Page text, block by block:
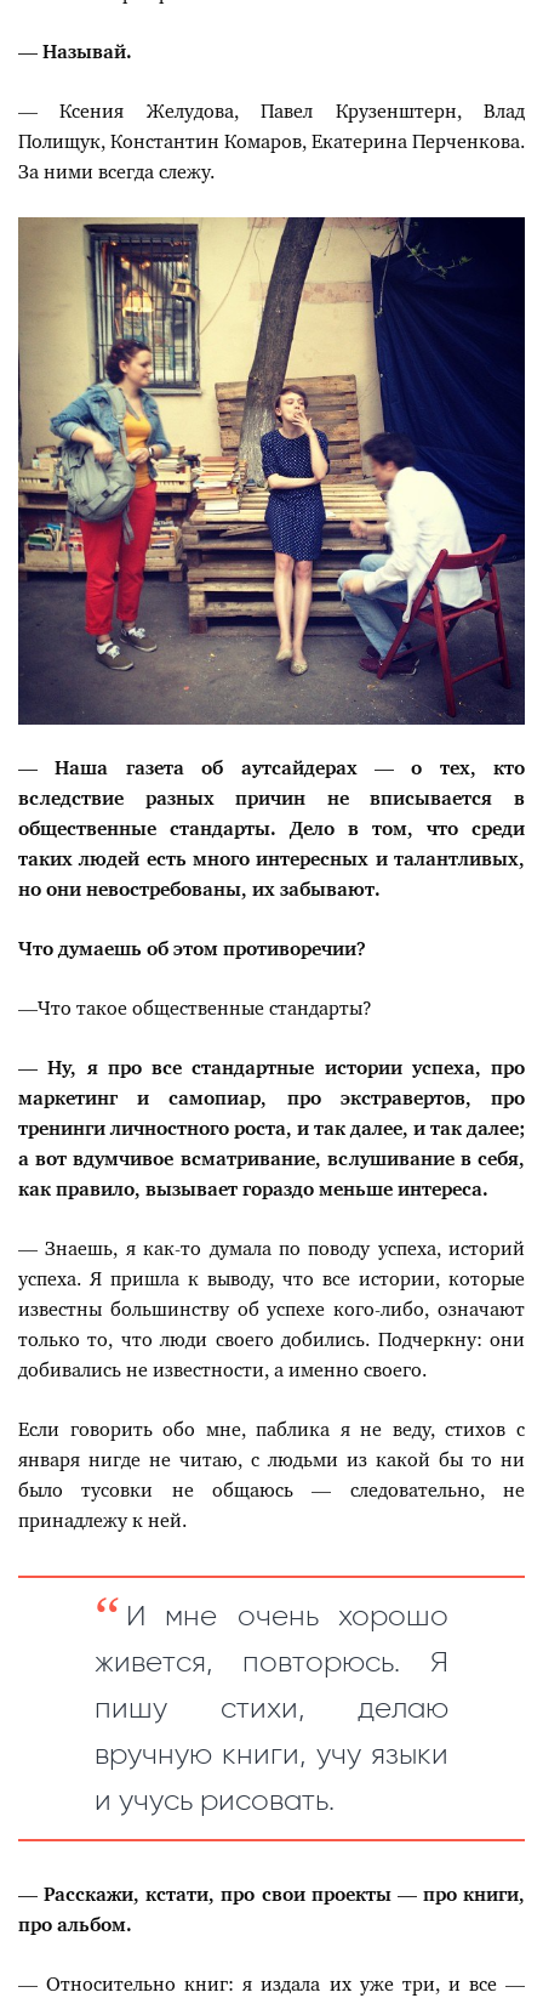
— Называй.
— Ксения Желудова, Павел Крузенштерн, Влад
Полищук, Константин Комаров, Екатерина Перченкова.
За ними всегда слежу.
— Наша газета об аутсайдерах — о тех, кто
вследствие разных причин не вписывается в
общественные стандарты. Дело в том, что среди
таких людей есть много интересных и талантливых,
но они невостребованы, их забывают.
Что думаешь об этом противоречии?
—Что такое общественные стандарты?
— Ну, я про все стандартные истории успеха, про
маркетинг и самопиар, про экстравертов, про
тренинги личностного роста, и так далее, и так далее;
а вот вдумчивое всматривание, вслушивание в себя,
как правило, вызывает гораздо меньше интереса.
— Знаешь, я как-то думала по поводу успеха, историй
успеха. Я пришла к выводу, что все истории, которые
известны большинству об успехе кого-либо, означают
только то, что люди своего добились. Подчеркну: они
добивались не известности, а именно своего.
Если говорить обо мне, паблика я не веду, стихов с
января нигде не читаю, с людьми из какой бы то ни
было тусовки не общаюсь — следовательно, не
принадлежу к ней.
И мне очень хорошо
живется, повторюсь. Я
пишу стихи, делаю
вручную книги, учу языки
и учусь рисовать.
— Расскажи, кстати, про свои проекты — про книги,
про альбом.
— Относительно книг: я издала их уже три, и все —